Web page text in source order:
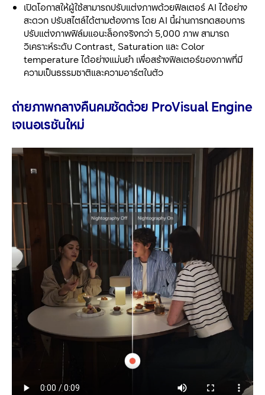
เปิดโอกาสให้ผู้ใช้สามารถปรับแต่งภาพด้วยฟิลเตอร์ AI ได้อย่าง
สะดวก ปรับสไตล์ได้ตามต้องการ โดย AI นี้ผ่านการทดสอบการ
ปรับแต่งภาพฟิล์มแอนะล็อกจริงกว่า 5,000 ภาพ สามารถ
วิเคราะห์ระดับ Contrast, Saturation และ Color
temperature ได้อย่างแม่นยำ เพื่อสร้างฟิลเตอร์ของภาพที่มี
ความเป็นธรรมชาติและความอาร์ตในตัว
ถ่ายภาพกลางคืนคมชัดด้วย ProVisual Engine
เจเนอเรชันใหม่